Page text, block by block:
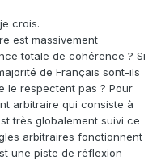
crois.
est massivement
totale de cohérence ? Si
de Français sont-ils
le respectent pas ? Pour
arbitraire qui consiste à
très globalement suivi ce
arbitraires fonctionnent
une piste de réflexion